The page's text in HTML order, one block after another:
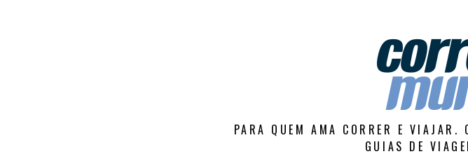
PARA QUEM AMA CORRER E
GUIAS DE